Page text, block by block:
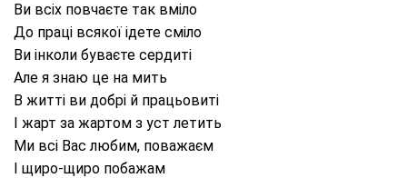
Ви всіх повчаєте так вміло
До праці всякої ідете сміло
Ви інколи буваєте сердиті
Але я знаю це на мить
В житті ви добрі й працьовиті
І жарт за жартом з уст летить
Ми всі Вас любим, поважаєм
І щиро-щиро побажам